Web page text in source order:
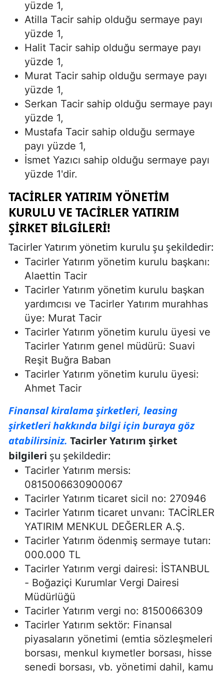
yüzde 1,
Atilla Tacir sahip olduğu sermaye payı
yüzde 1,
Halit Tacir sahip olduğu sermaye payı
yüzde 1,
Murat Tacir sahip olduğu sermaye payı
yüzde 1,
Serkan Tacir sahip olduğu sermaye payı
yüzde 1,
Mustafa Tacir sahip olduğu sermaye
payı yüzde 1,
İsmet Yazıcı sahip olduğu sermaye payı
yüzde 1'dir.
TACIRLER YATIRIM YÖNETIM
KURULU VE TACIRLER YATIRIM
ŞIRKET BILGILERI!
Tacirler Yatırım yönetim kurulu şu şekildedir:
Tacirler Yatırım yönetim kurulu başkanı:
Alaettin Tacir
Tacirler Yatırım yönetim kurulu başkan
yardımcısı ve Tacirler Yatırım murahhas
üye: Murat Tacir
Tacirler Yatırım yönetim kurulu üyesi ve
Tacirler Yatırım genel müdürü: Suavi
Reşit Buğra Baban
Tacirler Yatırım yönetim kurulu üyesi:
Ahmet Tacir
Finansal kiralama şirketleri, leasing
şirketleri hakkında bilgi için buraya göz
atabilirsiniz. Tacirler Yatırım şirket
bilgileri şu şekildedir:
Tacirler Yatırım mersis:
0815006630900067
Tacirler Yatırım ticaret sicil no: 270946
Tacirler Yatırım ticaret unvanı: TACİRLER
YATIRIM MENKUL DEĞERLER A.Ş.
Tacirler Yatırım ödenmiş sermaye tutarı:
000.000 TL
Tacirler Yatırım vergi dairesi: İSTANBUL
- Boğaziçi Kurumlar Vergi Dairesi
Müdürlüğü
Tacirler Yatırım vergi no: 8150066309
Tacirler Yatırım sektör: Finansal
piyasaların yönetimi (emtia sözleşmeleri
borsası, menkul kıymetler borsası, hisse
senedi borsası, vb. yönetimi dahil, kamu